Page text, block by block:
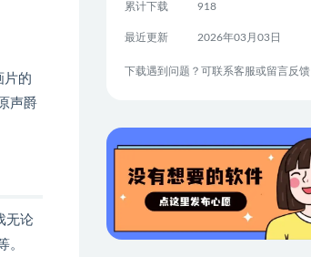
片的
声爵
无论
。
累计下载 918
最近更新 2026年03月03日
下载遇到问题？可联系客服或留言反馈